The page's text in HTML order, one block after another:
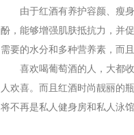
由于红酒有养护容颜、瘦身
酚，能够增强肌肤抵抗力，并
需要的水分和多种营养素，而且
喜欢喝葡萄酒的人，大都收
人欢喜。而且红酒时尚靓丽的
将不再是私人健身房和私人泳